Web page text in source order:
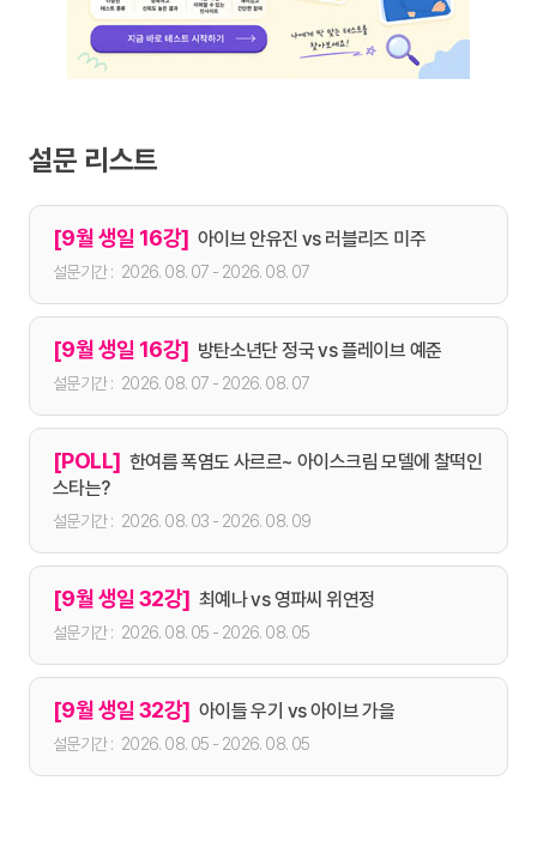
설문 리스트
[9월 생일 16강] 아이브 안유진 vs 러블리즈 미주
2026. 08. 07 - 2026. 08. 07
[9월 생일 16강] 방탄소년단 정국 vs 플레이브 예준
2026. 08. 07 - 2026. 08. 07
[POLL] 한여름 폭염도 사르르~ 아이스크림 모델에 찰떡인
스타는?
2026. 08. 03 - 2026. 08. 09
[9월 생일 32강] 최예나 vs 영파씨 위연정
2026. 08. 05 - 2026. 08. 05
[9월 생일 32강] 아이들 우기 vs 아이브 가을
2026. 08. 05 - 2026. 08. 05